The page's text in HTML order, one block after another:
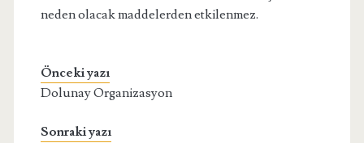
neden olacak maddelerden etkilenmez.
Önceki yazı
Dolunay Organizasyon
Sonraki yazı